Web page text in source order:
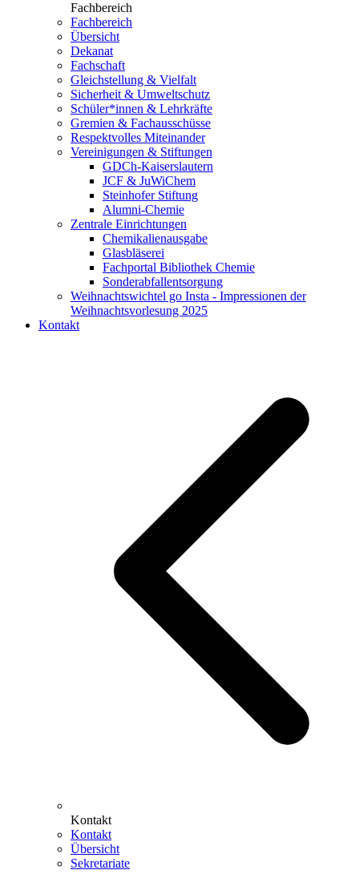
Fachbereich
Fachbereich
Übersicht
Dekanat
Fachschaft
Gleichstellung & Vielfalt
Sicherheit & Umweltschutz
Schüler*innen & Lehrkräfte
Gremien & Fachausschüsse
Respektvolles Miteinander
Vereinigungen & Stiftungen
GDCh-Kaiserslautern
JCF & JuWiChem
Steinhofer Stiftung
Alumni-Chemie
Zentrale Einrichtungen
Chemikalienausgabe
Glasbläserei
Fachportal Bibliothek Chemie
Sonderabfallentsorgung
Weihnachtswichtel go Insta - Impressionen der
Weihnachtsvorlesung 2025
Kontakt
Kontakt
Kontakt
Übersicht
Sekretariate